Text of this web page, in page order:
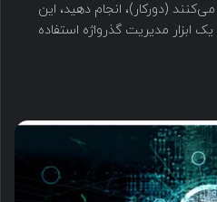
(دورکار)، انجام دهید، این
ابزار مدیریت گذرواژه استفاده